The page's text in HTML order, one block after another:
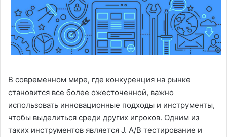
В современном мире, где конкуренция на рынке
становится все более ожесточенной, важно
использовать инновационные подходы и инструменты,
чтобы выделиться среди других игроков. Одним из
таких инструментов является J. A/B тестирование и